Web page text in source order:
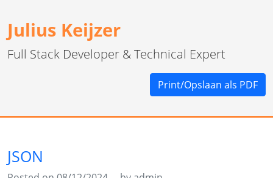
Julius Keijzer
Full Stack Developer & Technical Expert
Print/Opslaan als PDF
JSON